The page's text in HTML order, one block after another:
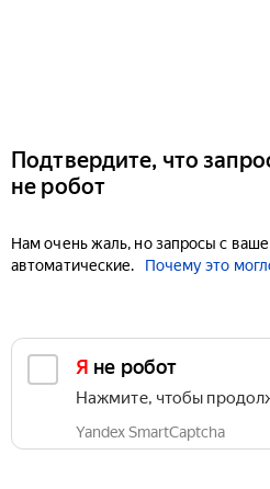
Подтвердите, что
не робот
Нам очень жаль, но запросы с
автоматические.
Почему это
Я не робот
Нажмите, чтобы
Yandex SmartCaptcha